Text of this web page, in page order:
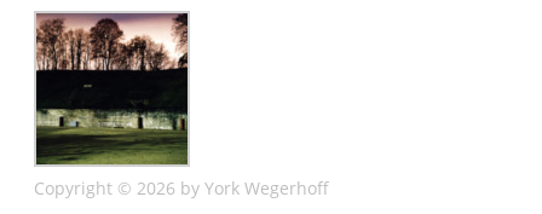
Copyright © 2026 by York Wegerhoff